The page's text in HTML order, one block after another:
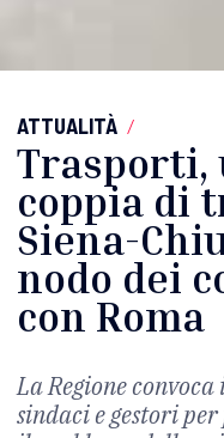
ATTUALITÀ /
Trasporti,
coppia di
Siena-
nodo dei
con Roma
La Regione
sindaci e gestori